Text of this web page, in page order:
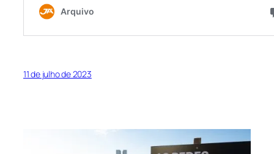
11 de julho de 2023